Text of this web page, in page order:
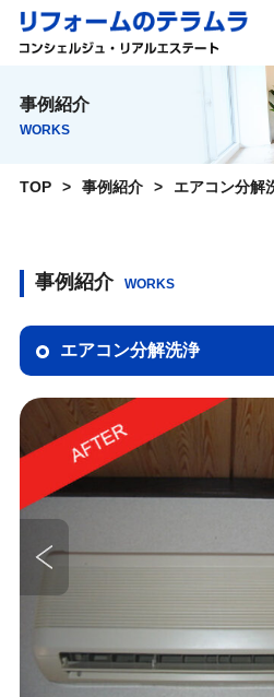
事例紹介
WORKS
TOP 事例紹介 エアコン分解
事例紹介 WORKS
エアコン分解洗浄